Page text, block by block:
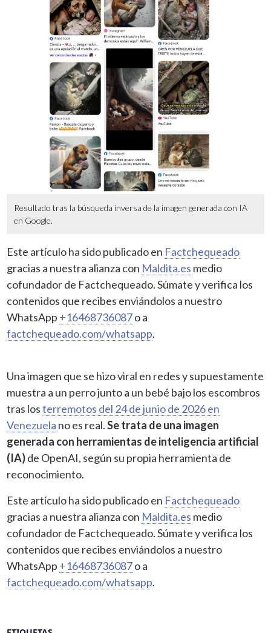
Resultado tras la búsqueda inversa de la imagen generada con IA
en Google.
Este artículo ha sido publicado en Factchequeado
gracias a nuestra alianza con Maldita.es medio
cofundador de Factchequeado. Súmate y verifica los
contenidos que recibes enviándolos a nuestro
WhatsApp +16468736087o a
factchequeado.com/whatsapp.
Una imagen que se hizo viral en redes y supuestamente
muestra a un perro junto a un bebé bajo los escombros
tras losterremotos del 24 de junio de 2026 en
Venezuela no es real.Se trata de una imagen
generada con herramientas de inteligencia artificial
(IA)de OpenAI, según su propia herramienta de
reconocimiento.
Este artículo ha sido publicado en Factchequeado
gracias a nuestra alianza con Maldita.es medio
cofundador de Factchequeado. Súmate y verifica los
contenidos que recibes enviándolos a nuestro
WhatsApp +16468736087o a
factchequeado.com/whatsapp.